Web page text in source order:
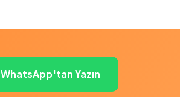
WhatsApp'tan Yazın